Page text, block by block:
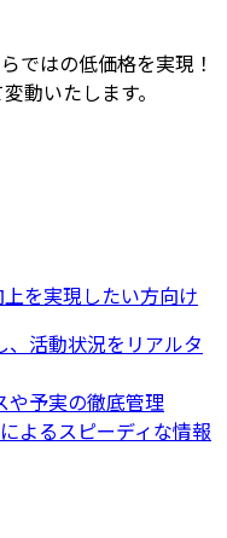
ではの低価格を実現！
動いたします。
を実現したい方向け
活動状況をリアルタ
や予実の徹底管理
よるスピーディな情報